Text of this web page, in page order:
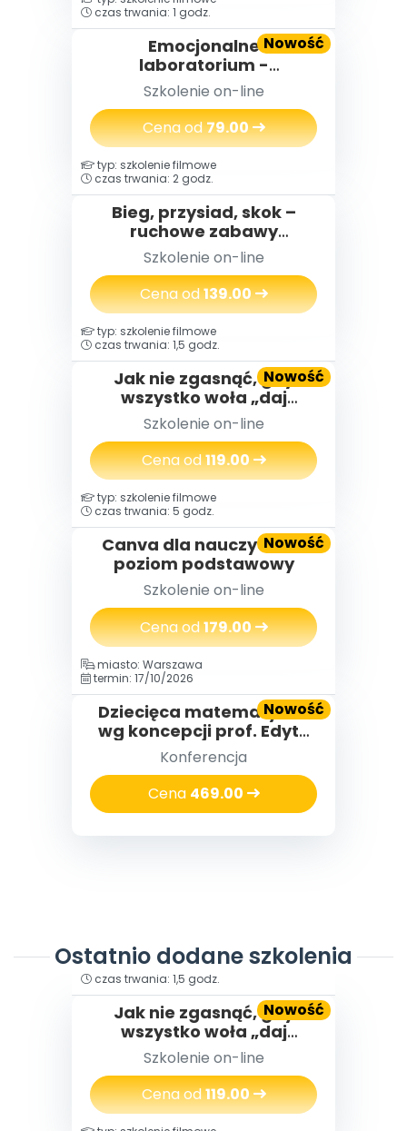
Nowość
czas trwania: 1 godz.
Emocjonalne
laboratorium -
eksperymenty i zabawy,
które pomagają dzieciom
radzić sobie z emocjami
Szkolenie on-line
Cena od79.00
typ: szkolenie filmowe
czas trwania: 2 godz.
Bieg, przysiad, skok –
ruchowe zabawy
dydaktyczne na cały rok
Szkolenie on-line
Cena od139.00
Nowość
typ: szkolenie filmowe
czas trwania: 1,5 godz.
Jak nie zgasnąć, gdy
wszystko woła „daj
więcej” – o wypaleniu
zawodowym
nauczycielek i nauczycieli,
którzy za długo byli silni
Szkolenie on-line
Cena od119.00
Nowość
typ: szkolenie filmowe
czas trwania: 5 godz.
Canva dla nauczycieli -
poziom podstawowy
Szkolenie on-line
Cena od179.00
Nowość
miasto: Warszawa
termin: 17/10/2026
Dziecięca matematyka®
wg koncepcji prof. Edyty
Gruszczyk-Kolczyńskiej
Konferencja
Cena 469.00
Ostatnio dodane szkolenia
Nowość
typ: szkolenie filmowe
czas trwania: 1,5 godz.
Jak nie zgasnąć, gdy
wszystko woła „daj
więcej” – o wypaleniu
zawodowym
nauczycielek i nauczycieli,
którzy za długo byli silni
Szkolenie on-line
Cena od119.00